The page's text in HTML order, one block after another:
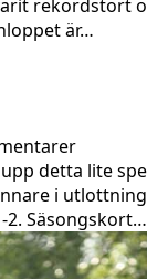
rekordstort
är…
detta lite
i
2. Säsongskort…